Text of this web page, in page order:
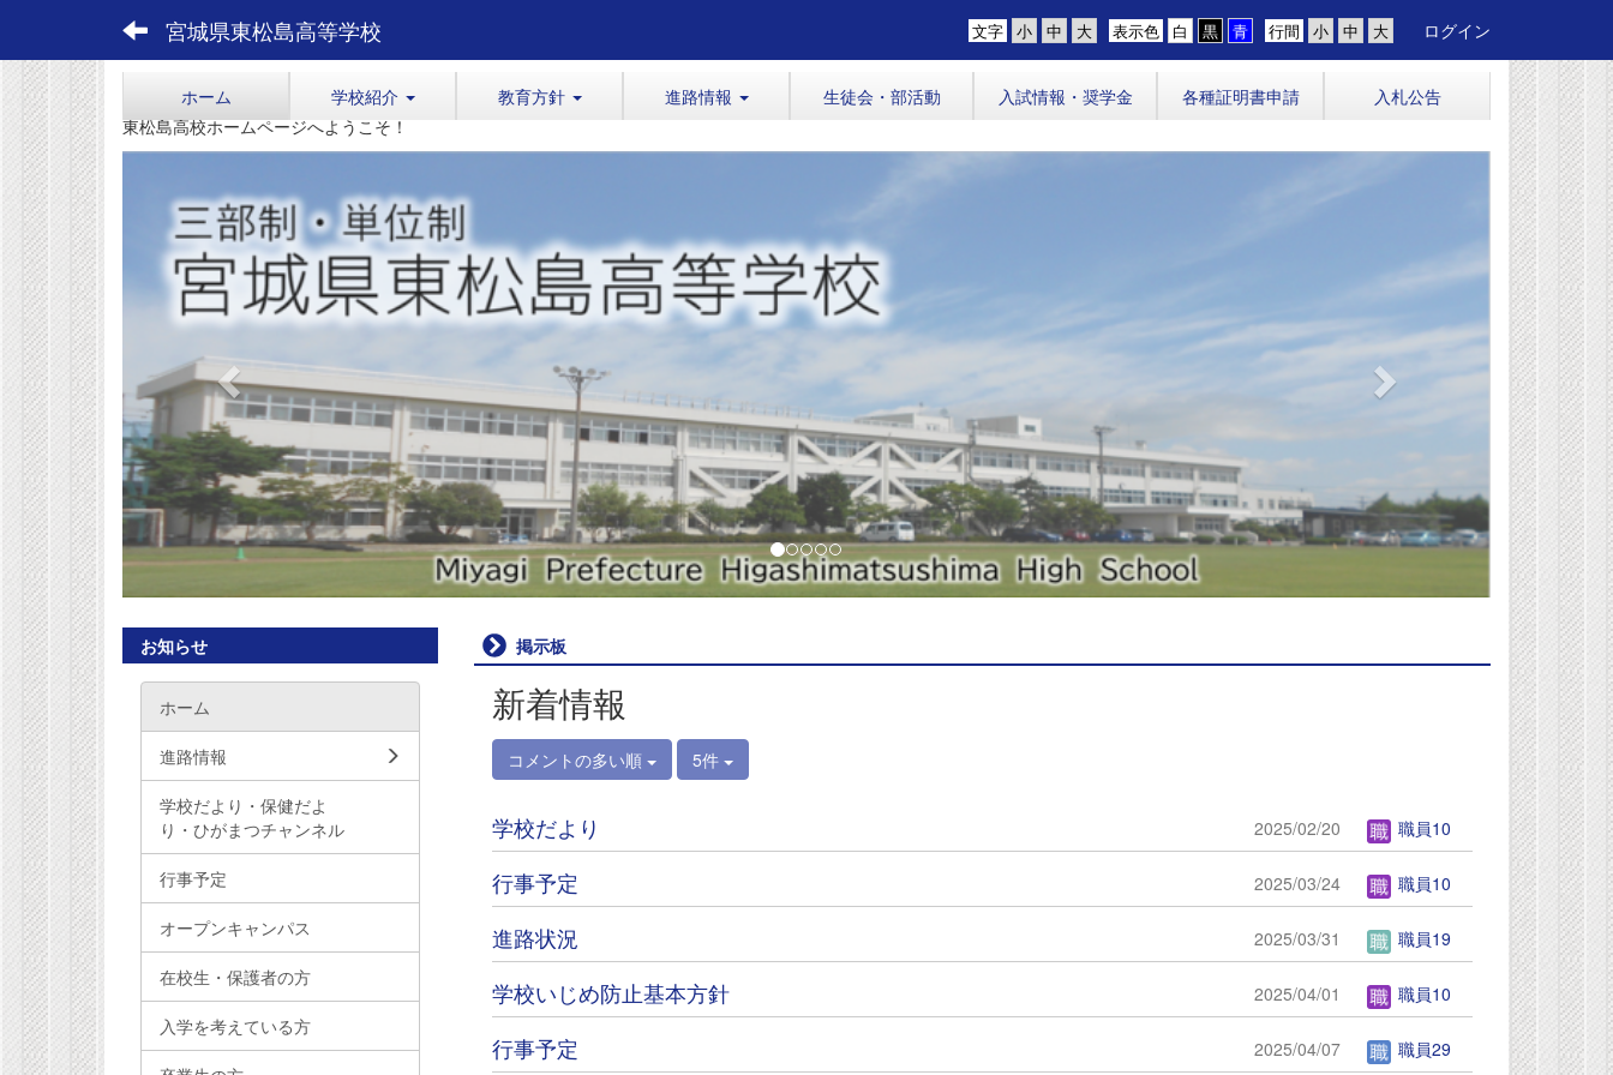
宮城県東松島高等学校 行間
表示色
文字 ログイン
ホーム 学校紹介 教育方針 進路情報 生徒会・部活動 入試情報・奨学金 各種証明書申請
入札公告
東松島高校ホームページへようこそ！
r
e
v
i
o
u
s
t
掲示板
新着情報
コメントの多い順 5件
学校だより 2025/02/20 職員10
行事予定 2025/03/24 職員10
進路状況 2025/03/31 職員19
学校いじめ防止基本方針 2025/04/01 職員10
行事予定 2025/04/07 職員29
お知らせ
ホーム
進路情報
学校だより・保健だよ
り・ひがまつチャンネル
行事予定
オープンキャンパス
在校生・保護者の方
入学を考えている方